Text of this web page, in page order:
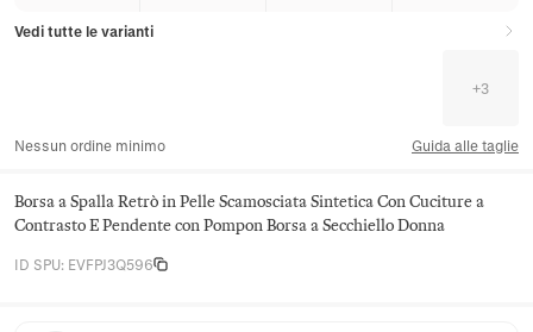
Vedi tutte le varianti
+3
Nessun ordine minimo Guida alle taglie
Borsa a Spalla Retrò in Pelle Scamosciata Sintetica Con Cuciture a
Contrasto E Pendente con Pompon Borsa a Secchiello Donna
ID SPU: EVFPJ3Q596